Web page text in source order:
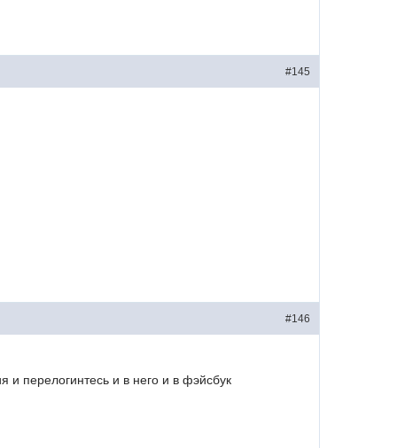
#145
#146
и перелогинтесь и в него и в фэйсбук